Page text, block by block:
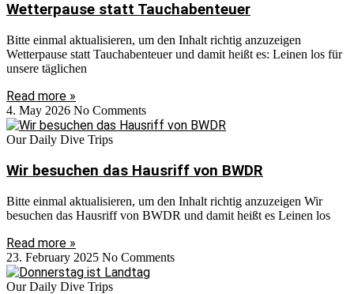
Wetterpause statt Tauchabenteuer
Bitte einmal aktualisieren, um den Inhalt richtig anzuzeigen
Wetterpause statt Tauchabenteuer und damit heißt es: Leinen los für
unsere täglichen
Read more »
4. May 2026 No Comments
Our Daily Dive Trips
Wir besuchen das Hausriff von BWDR
Bitte einmal aktualisieren, um den Inhalt richtig anzuzeigen Wir
besuchen das Hausriff von BWDR und damit heißt es Leinen los
Read more »
23. February 2025 No Comments
Our Daily Dive Trips